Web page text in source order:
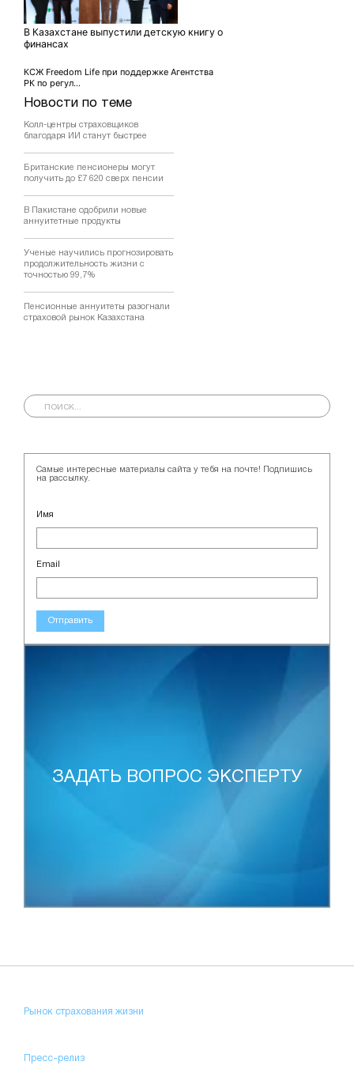
Новости по теме
Колл-центры страховщиков
благодаря ИИ станут быстрее
Британские пенсионеры могут
получить до £7 620 сверх пенсии
В Пакистане одобрили новые
аннуитетные продукты
Ученые научились прогнозировать
продолжительность жизни с
точностью 99,7%
Пенсионные аннуитеты разогнали
страховой рынок Казахстана
В Казахстане выпустили детскую книгу о
финансах
КСЖ Freedom Life при поддержке Агентства
РК по регул...
Самые интересные материалы сайта у тебя на почте! Подпишись
на рассылку.
Имя
Email
Отправить
ЗАДАТЬ ВОПРОС ЭКСПЕРТУ
Рынок страхования жизни
Пресс-релиз